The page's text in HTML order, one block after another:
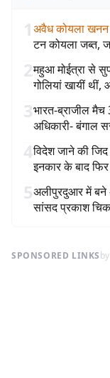
1अवैध कोयला खनन
टन कोयला जब्त,
2महुआ मोईत्रा से
गोलियां खायीं
3भारत-ब्राजील
अधिकारी- बंगाल
4विदेश जाने की
इनकार के बाद
5अलीपुरदुआर में बने
सांसद प्रकाश
SPONSORED LINKS